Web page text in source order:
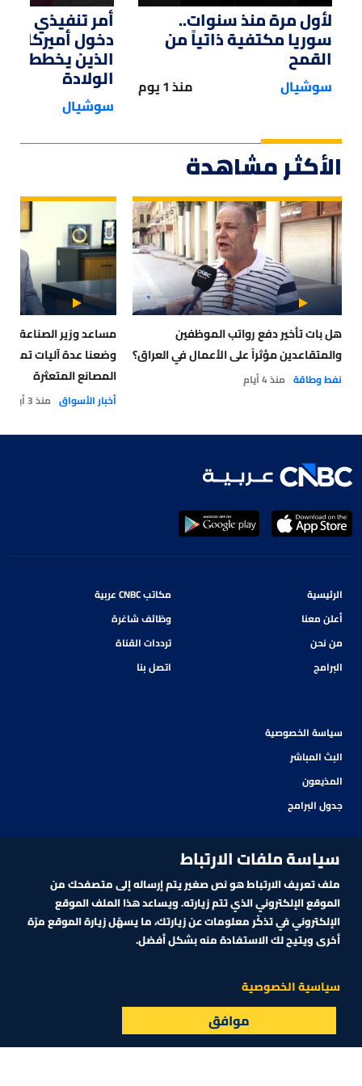
القائمة الأسواق البث المباشر
لأول مرة منذ سنوات..
سوريا مكتفية ذاتياً من
القمح
سوشيال منذ 1 يوم
أمر تنفيذي من
دخول أميركا
الذين يخططون
الولادة
سوشيال
الأكثر مشاهدة
هل بات تأخير دفع رواتب الموظفين
والمتقاعدين مؤثراً على الأعمال في العراق؟
نفط وطاقة منذ 4 أيام
وضعنا عدة آليات
المصانع المتعثرة
أخبار الأسواق منذ 3 أيام
الرئيسية
أعلن معنا
من نحن
البرامج
مكاتب CNBC عربية
وظائف شاغرة
ترددات القناة
اتصل بنا
سياسة الخصوصية
البث المباشر
المذيعون
جدول البرامج
سياسة ملفات الارتباط
ملف تعريف الارتباط هو نص صغير يتم إرساله إلى متصفحك من
الموقع الإلكتروني الذي تتم زيارته. ويساعد هذا الملف الموقع
الإلكتروني في تذكّر معلومات عن زيارتك، ما يسهّل زيارة الموقع مرّة
أخرى ويتيح لك الاستفادة منه بشكل أفضل.
سياسية الخصوصية
موافق